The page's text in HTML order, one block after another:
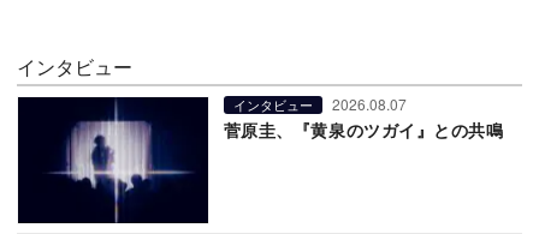
インタビュー
インタビュー 2026.08.07
菅原圭、『黄泉のツガイ』との共鳴